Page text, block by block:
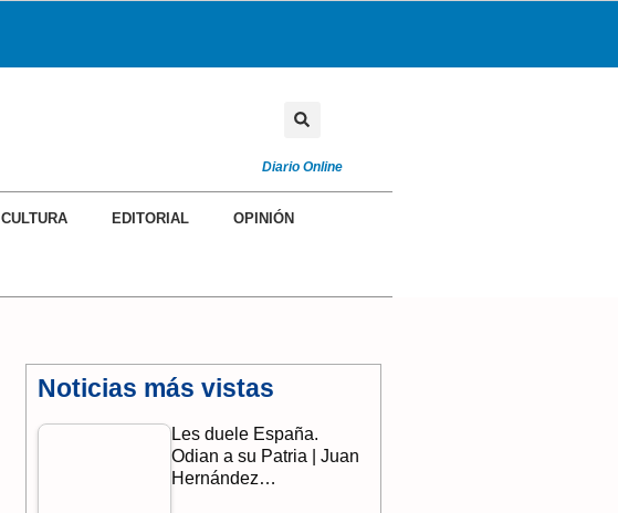
Diario Online
CULTURA EDITORIAL OPINIÓN
Noticias más vistas
Les duele España.
Odian a su Patria | Juan
Hernández…